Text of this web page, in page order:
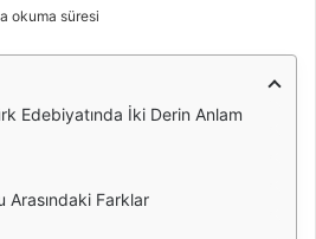
okuma süresi
Edebiyatında İki Derin Anlam
Arasındaki Farklar